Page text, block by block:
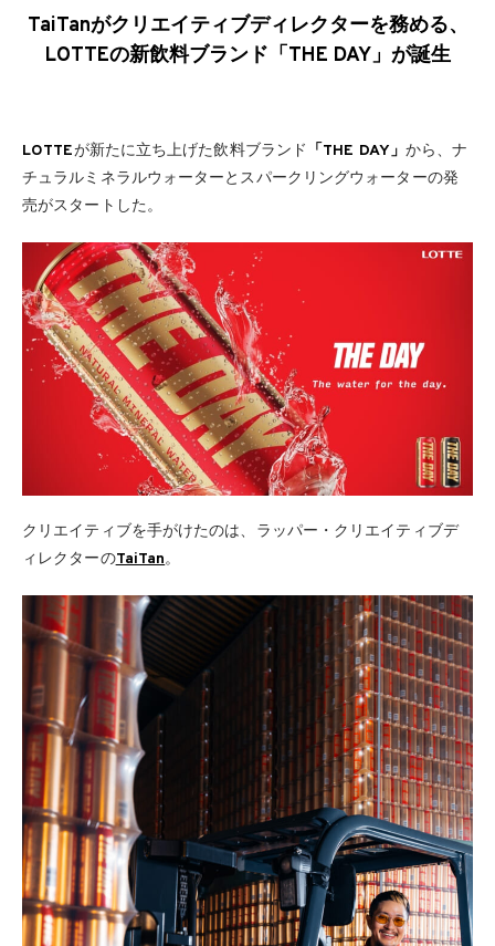
TaiTanがクリエイティブディレクターを務める、
LOTTEの新飲料ブランド「THE DAY」が誕生
LOTTEが新たに立ち上げた飲料ブランド 「THE DAY」 から、ナ
チュラルミネラルウォーターとスパークリングウォーターの発
売がスタートした。
クリエイティブを手がけたのは、ラッパー・クリエイティブデ
ィレクターのTaiTan。